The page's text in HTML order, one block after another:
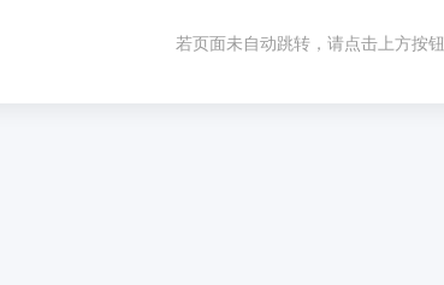
若页面未自动跳转，请点击上方按钮